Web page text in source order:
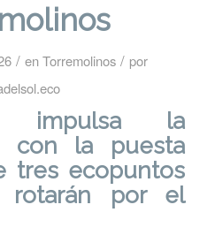
/ enTorremolinos / por
impulsa la
con la puesta
tres ecopuntos
rotarán por el